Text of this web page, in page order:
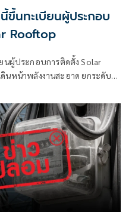
ขึ้นทะเบียนผู้ประกอบ
Rooftop
นผู้ประกอบการติดตั้ง Solar
ดินหน้าพลังงานสะอาด ยกระดับ